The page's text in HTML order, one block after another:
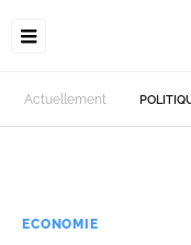
Actuellement
ECONOMIE